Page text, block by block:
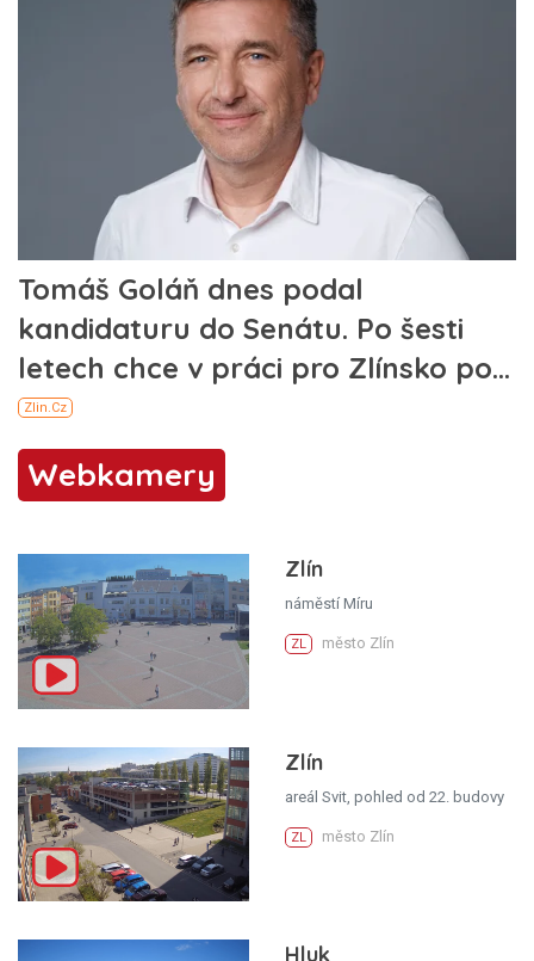
Webkamery
Zlín
náměstí Míru
ZL město Zlín
Zlín
areál Svit, pohled od 22. budovy
ZL město Zlín
Hluk